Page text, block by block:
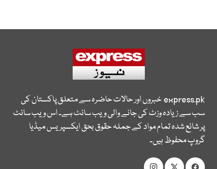
express.pkخبروں اور حالات حاضرہ سے متعلق پاکستان کی
سب سے زیادہ وزٹ کی جانے والی ویب سائٹ ہے۔ اس ویب سائٹ
پر شائع شدہ تمام مواد کے جملہ حقوق بحق ایکسپریس میڈیا
گروپ محفوظ ہیں۔